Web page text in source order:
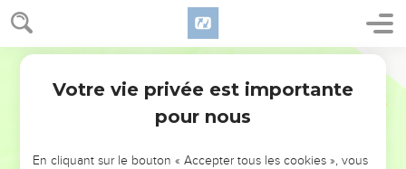
NE MANQUEZ PAS L’ÉVÉNEMENT
Votre vie privée est importante
pour nous
En cliquant sur le bouton « Accepter tous les cookies », vous